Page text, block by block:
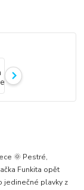
🌞 Pestré,
Funkita opět
jedinečné plavky z